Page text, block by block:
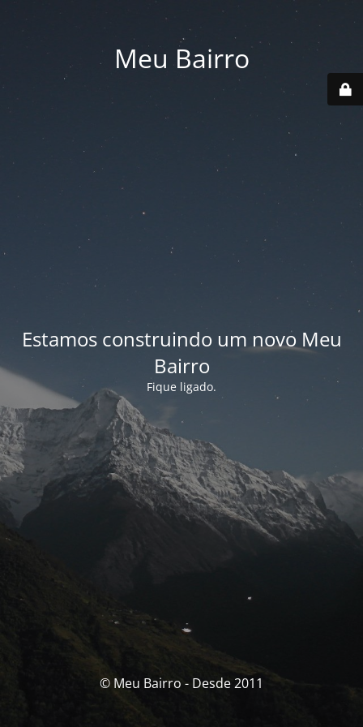
Meu Bairro
Estamos construindo um novo Meu
Bairro
Fique ligado.
© Meu Bairro - Desde 2011